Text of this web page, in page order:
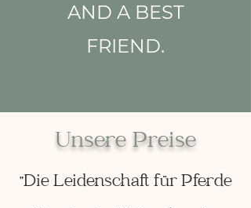
AND A BEST
FRIEND.
Unsere Preise
"Die Leidenschaft für Pferde